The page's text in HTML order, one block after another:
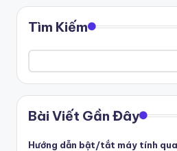
ẻ
đ
a
m
ê
Tìm Kiếm
Bài Viết Gần Đây
Hướng dẫn bật/tắt máy tính